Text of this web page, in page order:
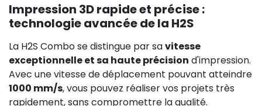
Impression 3D rapide et précise :
technologie avancée de la H2S
La H2S Combo se distingue par savitesse
exceptionnelle et sa haute précision d'impression.
Avec une vitesse de déplacement pouvant atteindre
1000 mm/s, vous pouvez réaliser vos projets très
rapidement, sans compromettre la qualité.